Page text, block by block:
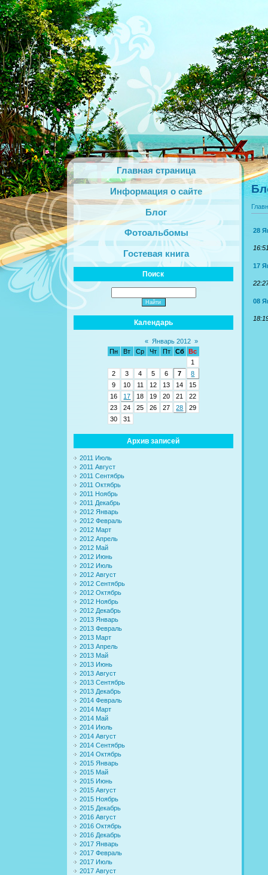
Главная страница
Информация о сайте
Блог
Фотоальбомы
Гостевая книга
Поиск
Календарь
« Январь 2012 »
Пн
Вт Ср Чт Пт Сб
Вс
1
2
3 4 5 6 7
8
9
10 11 12 13 14
15
16
17 18 19 20 21
22
23
24 25 26 27 28
29
30
31
Архив записей
2011 Июль
2011 Август
2011 Сентябрь
2011 Октябрь
2011 Ноябрь
2011 Декабрь
2012 Январь
2012 Февраль
2012 Март
2012 Апрель
2012 Май
2012 Июнь
2012 Июль
2012 Август
2012 Сентябрь
2012 Октябрь
2012 Ноябрь
2012 Декабрь
2013 Январь
2013 Февраль
2013 Март
2013 Апрель
2013 Май
2013 Июнь
2013 Август
2013 Сентябрь
2013 Декабрь
2014 Февраль
2014 Март
2014 Май
2014 Июль
2014 Август
2014 Сентябрь
2014 Октябрь
2015 Январь
2015 Май
2015 Июнь
2015 Август
2015 Ноябрь
2015 Декабрь
2016 Август
2016 Октябрь
2016 Декабрь
2017 Январь
2017 Февраль
2017 Июль
2017 Август
28
17
08